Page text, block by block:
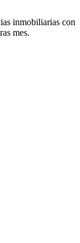
inmobiliarias con
mes.